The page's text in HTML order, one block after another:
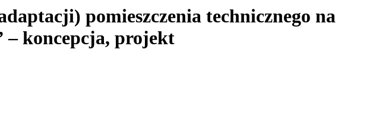
pomieszczenia technicznego na
– koncepcja, projekt